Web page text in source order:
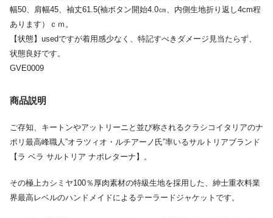
幅50、肩幅45、袖丈61.5(袖ボタン開始4.0㎝、内側生地折り返し4cm程
あります）ｃｍ。
【状態】usedですが着用感少なく、特記すべきダメージ見当たらず、
状態良好です。
GVE0009
商品説明
ご存知、キートンやアットリーニと並び称されるクラシコイタリアのナ
ポリ最高峰職人”オラツィオ・ルチアーノ氏”率いるサルトリアブランド
【ラ ベラ サルトリア ナポレターナ】。
その極上カシミヤ100％厚肉素材の特級生地を採用した、紳士重衣料業
界最高レベルのハンドメイドによるテーラードジャケットです。